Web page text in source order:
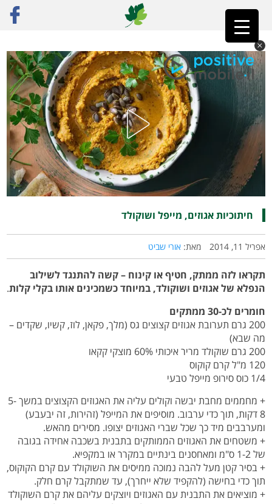
ראשי»רק מתכונים חיתוכיות אגוזים, מייפל ושוקולד
חיתוכיות אגוזים, מייפל ושוקולד
אפריל 11, 2014 מאת: אורי שביט
תקראו לזה ממתק, חטיף או קינוח – קשה להתנגד לשילוב
הנפלא של אגוזים ושוקולד, במיוחד כשמכינים אותו בקלי קלות.
חומרים לכ-30 ממתקים
200 גרם תערובת אגוזים קצוצים גס (מלך, פקאן, לוז, קשיו, שקדים –
מה שבא)
200 גרם שוקולד מריר איכותי 60% מוצקי קקאו
120 מ"ל קרם קוקוס
1/4 כוס סירופ מייפל טבעי
+ מחממים מחבת יבשה וקולים עליה את האגוזים הקצוצים במשך 5-
8 דקות, תוך כדי ערבוב. מוסיפים את המייפל (זהירות, זה יבעבע)
ומערבבים מיד כך שכל שברי האגוזים יצופו. מסירים מהאש.
+ משטחים את האגוזים הממותקים בתבנית בשכבה אחידה בגובה
של 1-2 ס"מ ומאחסנים בינתיים במקרר או במקפיא.
+ בסיר קטן מעל להבה נמוכה ממיסים את השוקולד עם קרם הקוקוס,
תוך כדי בחישה (להקפיד שלא ייחרך), עד שמתקבל קרם חלק.
+ מוציאים את התבנית עם האגוזים ויוצקים עליהם את קרם השוקולד